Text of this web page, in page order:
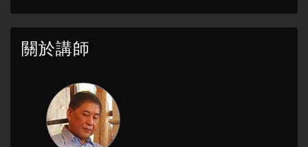
歐麗娟（台大中文系教授）、康來新（清大中文
系退休教授）、辛意雲（北藝大退休教授）、楊
主題三：紅樓夢的文心與史識
黃一農（中研院院士）、郭玉雯（台大中文所退
休教授）、廖咸浩（台大外文系特聘教授）、郝
關於講師